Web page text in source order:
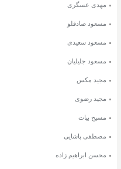
مهدی عسگری
مسعود صادقلو
مسعود سعیدی
مسعود جلیلیان
مجید مکس
مجید رضوی
مسیح بیات
مصطفی پاشایی
محسن ابراهیم زاده